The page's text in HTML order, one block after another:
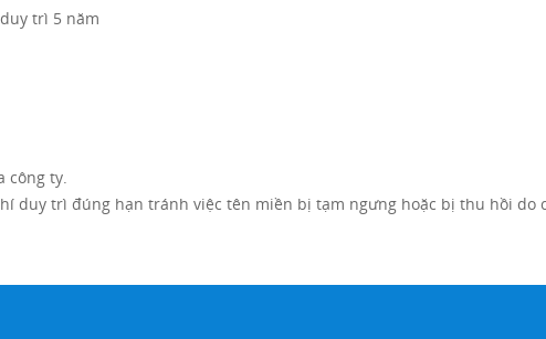
trì 5 năm
công ty.
duy trì đúng hạn tránh việc tên miền bị tạm ngưng hoặc bị thu hồi do